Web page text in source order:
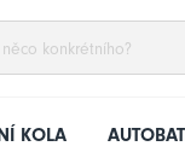
KOLA